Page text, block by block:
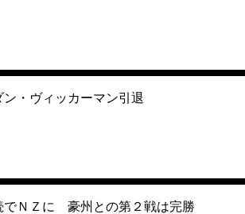
・ヴィッカーマン引退
でＮＺに 豪州との第２戦は完勝